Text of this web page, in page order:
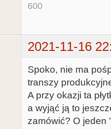
600
2021-11-16
Spoko, nie ma
transzy
A przy okazji ta
a wyjąć ją to
zamówić? O jeden